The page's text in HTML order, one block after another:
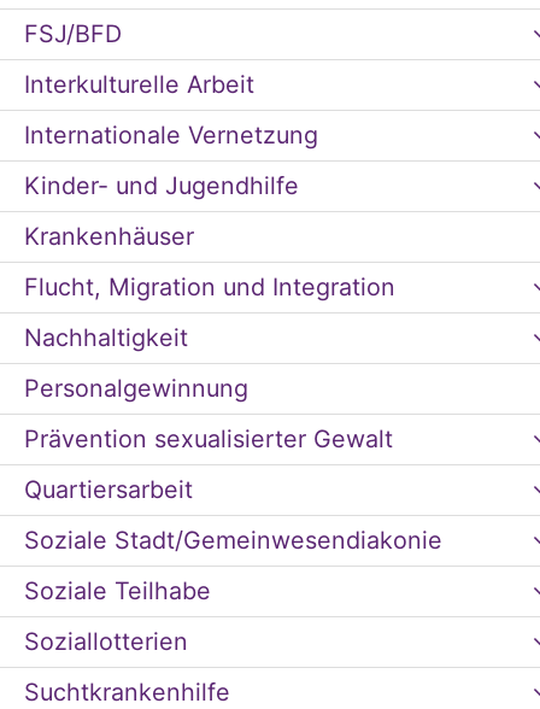
FSJ/BFD
Interkulturelle Arbeit
Internationale Vernetzung
Kinder- und Jugendhilfe
Krankenhäuser
Flucht, Migration und Integration
Nachhaltigkeit
Personalgewinnung
Prävention sexualisierter Gewalt
Quartiersarbeit
Soziale Stadt/Gemeinwesendiakonie
Soziale Teilhabe
Soziallotterien
Suchtkrankenhilfe